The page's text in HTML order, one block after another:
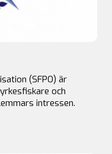
(SFPO) är
och
intressen.